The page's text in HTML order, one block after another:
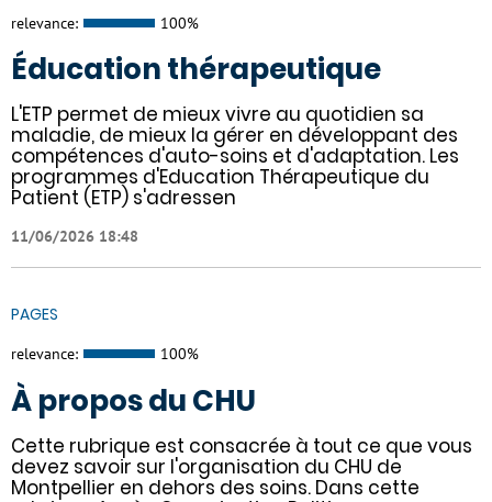
relevance: 100%
Éducation thérapeutique
L'ETP permet de mieux vivre au quotidien sa
maladie, de mieux la gérer en développant des
compétences d'auto-soins et d'adaptation. Les
programmes d'Education Thérapeutique du
Patient (ETP) s'adressen
11/06/2026 18:48
PAGES
relevance: 100%
À propos du CHU
Cette rubrique est consacrée à tout ce que vous
devez savoir sur l'organisation du CHU de
Montpellier en dehors des soins. Dans cette